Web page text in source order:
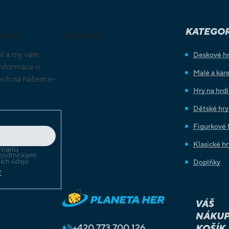
a my vám
o
na našem e-
údajů
Instagram
Deskové
Malé a
Hry na
Dětské hry
Figurkové
Klasické
Doplňky
VÁŠ